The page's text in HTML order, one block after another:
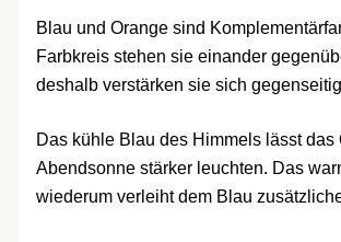
Blau und Orange sind
Farbkreis stehen sie einander
deshalb verstärken sie sich
Das kühle Blau des Himmels lässt das
Abendsonne stärker leuchten. Das
wiederum verleiht dem Blau